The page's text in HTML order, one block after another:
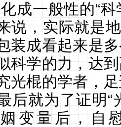
成一般性的“
说，实际就是
装成看起来是
科学的力，达
光棍的学者，
后就为了证明
变量后，自